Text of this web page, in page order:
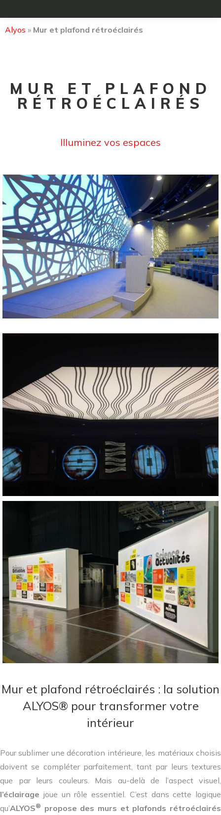
Alyos » Mur et plafond rétroéclairés
MUR ET PLAFOND
RÉTROÉCLAIRÉS
Illuminez vos espaces
Mur et plafond rétroéclairés : la solution
ALYOS® pour transformer votre
intérieur
Pour sublimer une décoration intérieure, les matériaux choisis
doivent se compléter parfaitement, tant par leurs textures
que par leurs couleurs. Mais au-delà de l’aspect visuel,
l’éclairage joue un rôle essentiel. C’est dans cette logique
qu’ALYOS® propose des murs et plafonds rétroéclairés